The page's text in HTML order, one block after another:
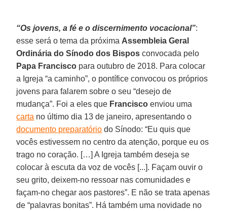
“Os jovens, a fé e o discernimento vocacional”:
esse será o tema da próxima Assembleia Geral
Ordinária do Sínodo dos Bispos convocada pelo
Papa Francisco para outubro de 2018. Para colocar
a Igreja “a caminho”, o pontífice convocou os próprios
jovens para falarem sobre o seu “desejo de
mudança”. Foi a eles que Francisco enviou uma
carta no último dia 13 de janeiro, apresentando o
documento preparatório do Sínodo: “Eu quis que
vocês estivessem no centro da atenção, porque eu os
trago no coração. […] A Igreja também deseja se
colocar à escuta da voz de vocês [...]. Façam ouvir o
seu grito, deixem-no ressoar nas comunidades e
façam-no chegar aos pastores”. E não se trata apenas
de “palavras bonitas”. Há também uma novidade no